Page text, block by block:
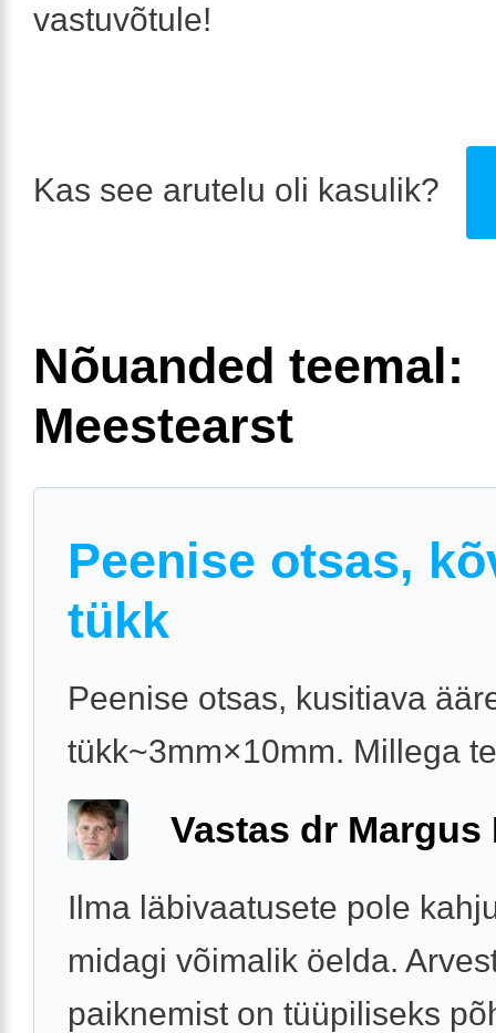
vastuvõtule!
Kas see arutelu oli kasulik?
Nõuanded teemal:
Meestearst
Peenise otsas,
tükk
Peenise otsas, kusitiava
tükk~3mm×10mm. Millega
Vastas dr Margus
Ilma läbivaatusete pole
midagi võimalik öelda.
paiknemist on tüüpiliseks